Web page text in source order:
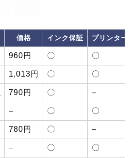
価格 インク保証 プリンター
960円 〇 〇
1,013円 〇 〇
790円 〇 –
– 〇 〇
780円 〇 –
– 〇 〇